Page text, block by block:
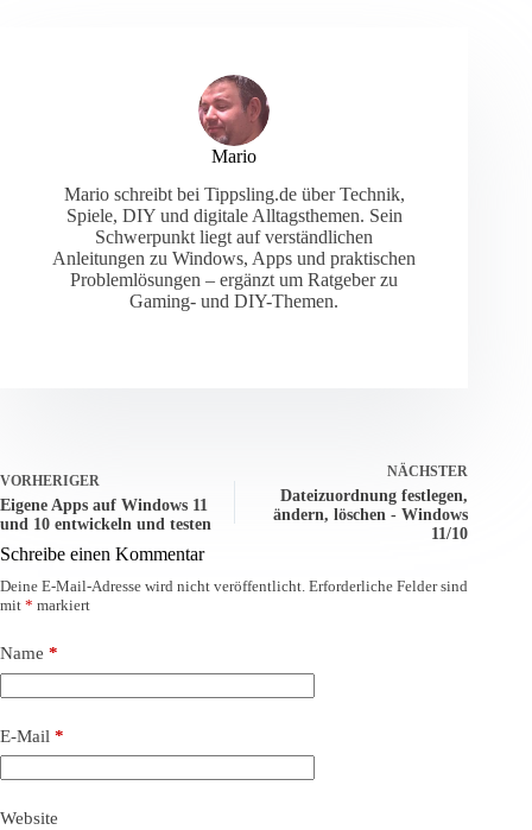
Mario
Mario schreibt bei Tippsling.de über Technik,
Spiele, DIY und digitale Alltagsthemen. Sein
Schwerpunkt liegt auf verständlichen
Anleitungen zu Windows, Apps und praktischen
Problemlösungen – ergänzt um Ratgeber zu
Gaming- und DIY-Themen.
VORHERIGER
Eigene Apps auf Windows 11
und 10 entwickeln und testen
NÄCHSTER
Dateizuordnung festlegen,
ändern, löschen - Windows
11/10
Schreibe einen Kommentar
Deine E-Mail-Adresse wird nicht veröffentlicht. Erforderliche Felder sind
mit * markiert
Name *
E-Mail *
Website